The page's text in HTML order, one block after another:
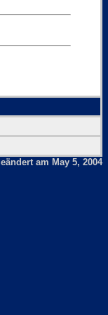
am May 5, 2004